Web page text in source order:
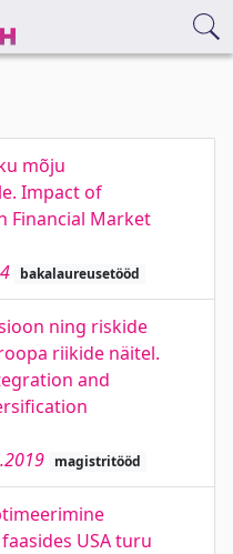
mõju
Impact of
Financial Market
bakalaureusetööd
ning riskide
riikide näitel.
and
magistritööd
USA turu